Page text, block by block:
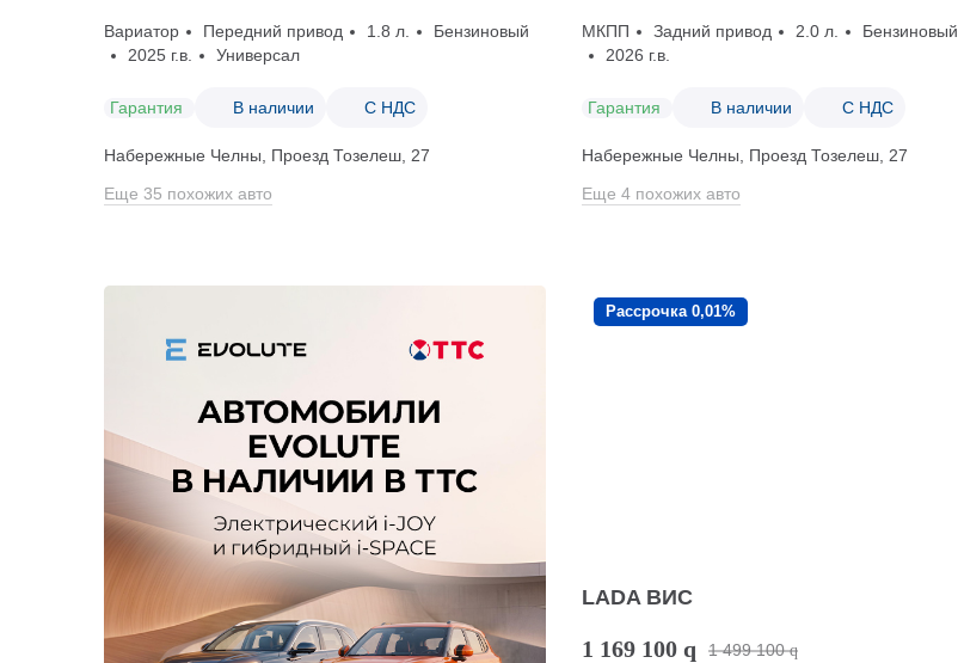
Вариатор Передний привод 1.8 л.
Бензиновый
2025 г.в.
Универсал
Гарантия В наличии С НДС
Набережные Челны, Проезд ​Тозелеш, 27
Еще 35 похожих авто
МКПП Задний привод 2.0 л.
Бензиновый
2026 г.в.
Гарантия В наличии С НДС
Набережные Челны, Проезд ​Тозелеш, 27
Еще 4 похожих авто
Рассрочка 0,01%
LADA ВИС
1 169 100 q 1 499 100 q